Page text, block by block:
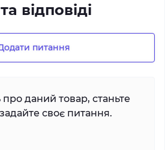
відповіді
питання
даний товар, станьте
своє питання.